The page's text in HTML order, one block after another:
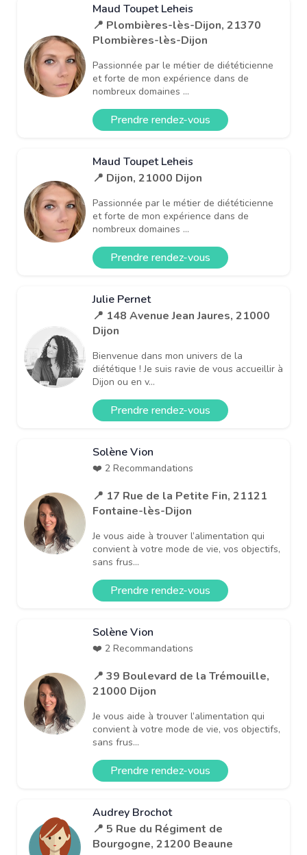
Maud Toupet Leheis
📍 Plombières-lès-Dijon, 21370
Plombières-lès-Dijon
Passionnée par le métier de diététicienne
et forte de mon expérience dans de
nombreux domaines ...
Prendre rendez-vous
Maud Toupet Leheis
📍 Dijon, 21000 Dijon
Passionnée par le métier de diététicienne
et forte de mon expérience dans de
nombreux domaines ...
Prendre rendez-vous
Julie Pernet
📍 148 Avenue Jean Jaures, 21000
Dijon
Bienvenue dans mon univers de la
diététique ! ​Je suis ravie de vous accueillir à
Dijon ou en v...
Prendre rendez-vous
Solène Vion
❤️ 2 Recommandations
📍 17 Rue de la Petite Fin, 21121
Fontaine-lès-Dijon
Je vous aide à trouver l’alimentation qui
convient à votre mode de vie, vos objectifs,
sans frus...
Prendre rendez-vous
Solène Vion
❤️ 2 Recommandations
📍 39 Boulevard de la Trémouille,
21000 Dijon
Je vous aide à trouver l’alimentation qui
convient à votre mode de vie, vos objectifs,
sans frus...
Prendre rendez-vous
Audrey Brochot
📍 5 Rue du Régiment de
Bourgogne, 21200 Beaune